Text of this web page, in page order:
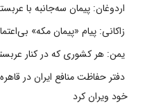
اردوغان: پیمان سه‌جانبه با
زاکانی: پیام «پیمان مکه»
یمن: هر کشوری که در کنار
دفتر حفاظت منافع ایران در
خود ویران کرد